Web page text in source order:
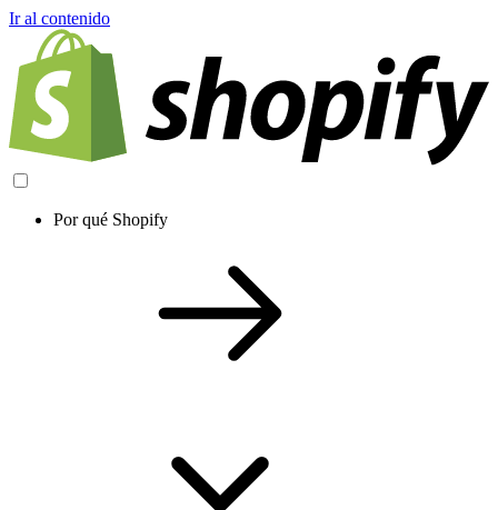
Ir al contenido
Por qué Shopify